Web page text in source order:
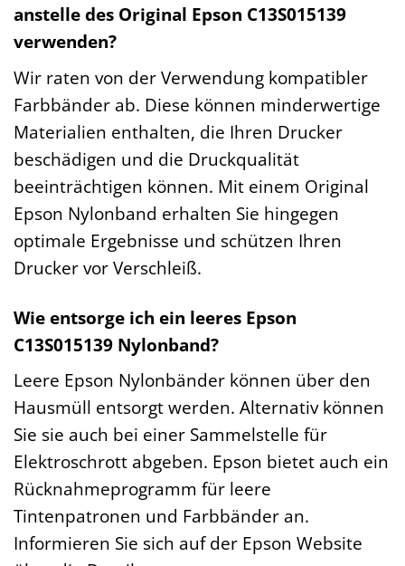
anstelle des Original Epson C13S015139
verwenden?
Wir raten von der Verwendung kompatibler
Farbbänder ab. Diese können minderwertige
Materialien enthalten, die Ihren Drucker
beschädigen und die Druckqualität
beeinträchtigen können. Mit einem Original
Epson Nylonband erhalten Sie hingegen
optimale Ergebnisse und schützen Ihren
Drucker vor Verschleiß.
Wie entsorge ich ein leeres Epson
C13S015139 Nylonband?
Leere Epson Nylonbänder können über den
Hausmüll entsorgt werden. Alternativ können
Sie sie auch bei einer Sammelstelle für
Elektroschrott abgeben. Epson bietet auch ein
Rücknahmeprogramm für leere
Tintenpatronen und Farbbänder an.
Informieren Sie sich auf der Epson Website